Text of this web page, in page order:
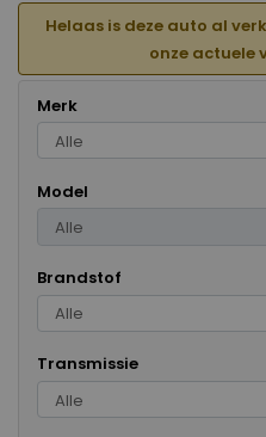
Helaas is deze auto al
onze actuele
Merk
Model
Brandstof
Transmissie